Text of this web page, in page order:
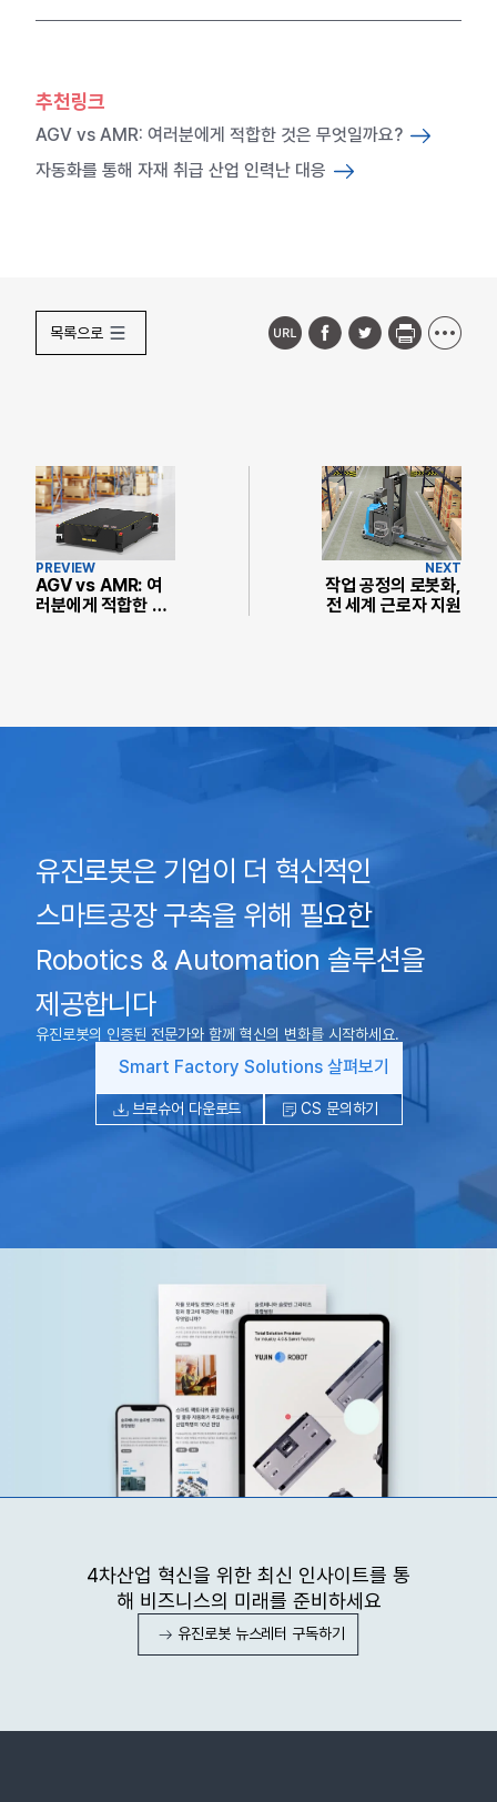
추천링크
AGV vs AMR: 여러분에게 적합한 것은 무엇일까요?
자동화를 통해 자재 취급 산업 인력난 대응
목록으로
AGV vs AMR: 여
러분에게 적합한 것
PREVIEW
작업 공정의 로봇화,
전 세계 근로자 지원
NEXT
유진로봇은 기업이 더 혁신적인
스마트공장 구축을 위해 필요한
Robotics & Automation 솔루션을
제공합니다
유진로봇의 인증된 전문가와 함께 혁신의 변화를 시작하세요.
Smart Factory Solutions 살펴보기
브로슈어 다운로드 CS 문의하기
4차산업 혁신을 위한 최신 인사이트를 통
해 비즈니스의 미래를 준비하세요
유진로봇 뉴스레터 구독하기